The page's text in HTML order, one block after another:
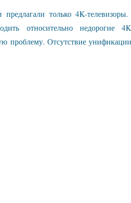
только 4K-
относительно недорогие
проблему. Отсутствие